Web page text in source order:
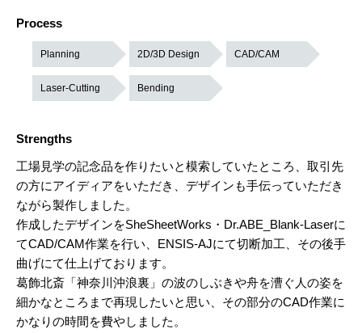
Process
Planning 2D/3D Design CAD/CAM
Laser-Cutting Bending
Strengths
工場見学の記念品を作りたいと模索していたところ、取引先
の方にアイディアをいただき、デザインも手伝っていただき
ながら製作しました。
作成したデザインをSheSheetWorks・Dr.ABE_Blank-Laserに
てCAD/CAM作業を行い、ENSIS-AJにて切断加工、その後手
曲げにて仕上げております。
葛飾北斎「神奈川沖浪裏」の波のしぶきや舟を漕ぐ人の姿を
細かなところまで再現したいと思い、その部分のCAD作業に
かなりの時間を費やしました。